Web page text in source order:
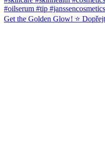
Get the Golden Glow! ⭐️